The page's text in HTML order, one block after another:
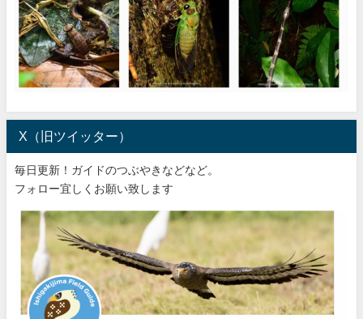
X（旧ツイッター）
毎日更新！ガイドのつぶやきなどなど。
フォロー宜しくお願い致します